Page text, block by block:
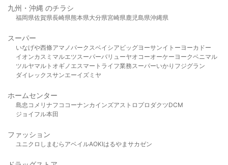
九州・沖縄 のチラシ
福岡県佐賀県長崎県熊本県大分県宮崎県鹿児島県沖縄県
スーパー
いなげや西條アマノパークスベイシア ビッグヨーサンイトーヨーカドー
イオンカスミ マルエツスーパーバリューヤオコーオーケー ヨークベニマル
ツルヤマルト オギノ エスマート ライフ業務スーパーいかり フジグラン
ダイレックスサンエーイズミヤ
ホームセンター
島忠 コメリ ナフコ コーナンカインズアストロプロダクツDCM
ジョイフル本田
ファッション
ユニクロ しまむら アベイルAOKIはるやま サカゼン